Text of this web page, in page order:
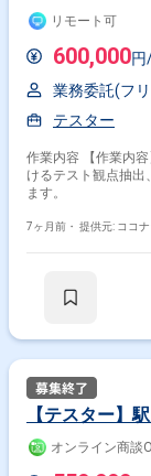
リモート可
600,000円
業務委託(フ
テスター
作業内容 【作業内
けるテスト観点抽出
ます。
7ヶ月前・ 提供元: ココ
【テスター】
オンライン商談